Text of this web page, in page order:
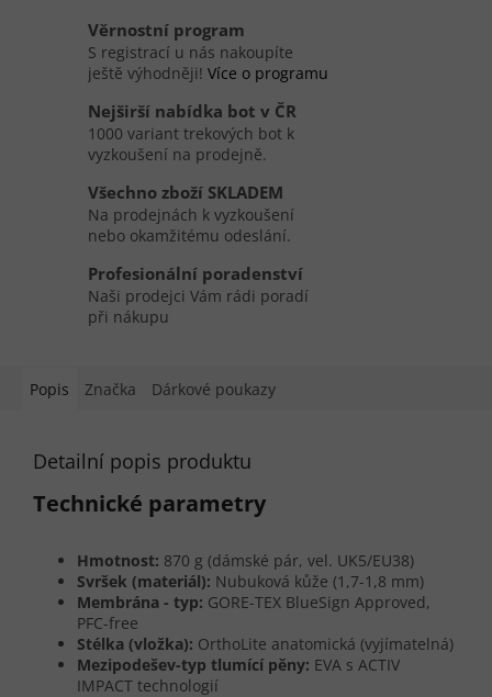
Věrnostní program
S registrací u nás nakoupíte
ještě výhodněji! Více o programu
Nejširší nabídka bot v ČR
1000 variant trekových bot k
vyzkoušení na prodejně.
Všechno zboží SKLADEM
Na prodejnách k vyzkoušení
nebo okamžitému odeslání.
Profesionální poradenství
Naši prodejci Vám rádi poradí
při nákupu
Popis Značka Dárkové poukazy
Detailní popis produktu
Technické parametry
Hmotnost: 870 g (dámské pár, vel. UK5/EU38)
Svršek (materiál): Nubuková kůže (1,7-1,8 mm)
Membrána - typ: GORE-TEX BlueSign Approved,
PFC-free
Stélka (vložka): OrthoLite anatomická (vyjímatelná)
Mezipodešev-typ tlumící pěny: EVA s ACTIV
IMPACT technologií